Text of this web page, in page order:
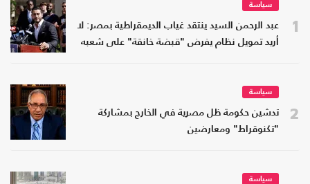
1
سياسة
عبد الرحمن السيد ينتقد غياب الديمقراطية بمصر: لا
أريد تمويل نظام يفرض "قبضة خانقة" على شعبه
2
سياسة
تدشين حكومة ظل مصرية في الخارج بمشاركة
"تكنوقراط" ومعارضين
سياسة